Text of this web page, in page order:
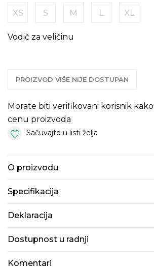
XS S M L XL
Vodič za veličinu
PROIZVOD VIŠE NIJE DOSTUPAN
Morate biti verifikovani korisnik
cenu proizvoda
Sačuvajte u listi želja
O proizvodu
Specifikacija
Deklaracija
Dostupnost u radnji
Komentari